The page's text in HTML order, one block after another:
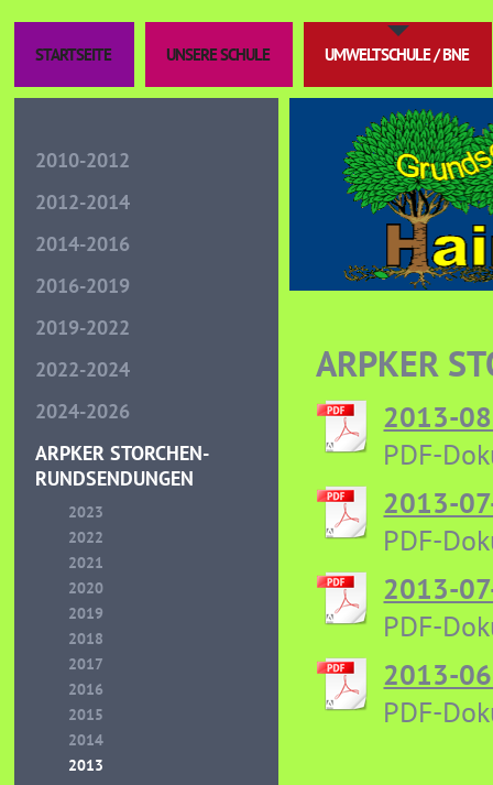
STARTSEITE UNSERE SCHULE UMWELTSCHULE / BNE
2010-2012
2012-2014
2014-2016
2016-2019
2019-2022
2022-2024
2024-2026
ARPKER STORCHEN-
RUNDSENDUNGEN
2023
2022
2021
2020
2019
2018
2017
2016
2015
2014
2013
ARPKER
2013-
PDF-
2013-
PDF-
2013-
PDF-
2013-
PDF-